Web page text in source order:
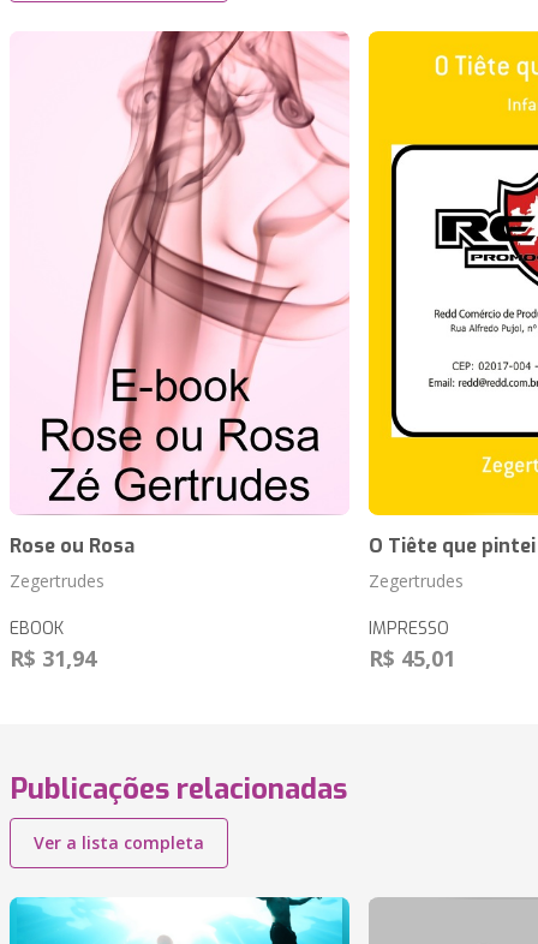
Rose ou Rosa
Zegertrudes
EBOOK
R$ 31,94
O Tiête que pintei
Zegertrudes
IMPRESSO
R$ 45,01
Publicações relacionadas
Ver a lista completa